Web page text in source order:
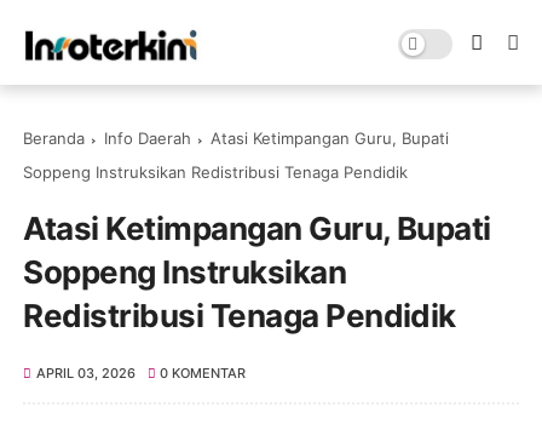
Beranda Info Daerah
Atasi Ketimpangan Guru, Bupati
Soppeng Instruksikan Redistribusi Tenaga Pendidik
Atasi Ketimpangan Guru, Bupati
Soppeng Instruksikan
Redistribusi Tenaga Pendidik
APRIL 03, 2026 0 KOMENTAR